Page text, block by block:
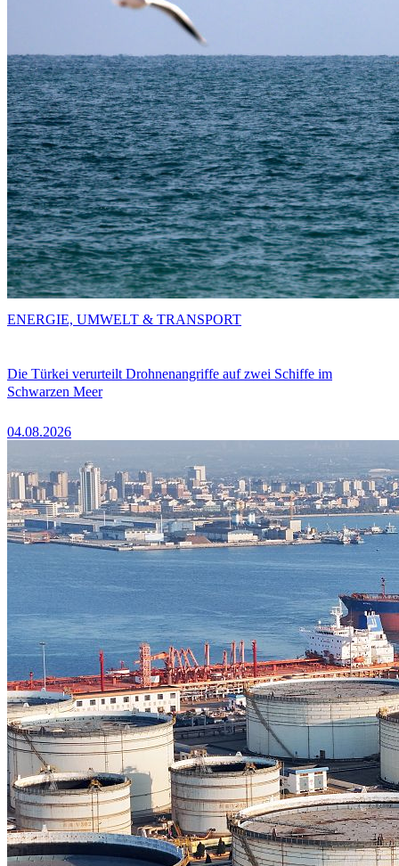
Die Türkei verurteilt Drohnenangriffe auf zwei Schiffe im
Schwarzen Meer
04.08.2026
ENERGIE, UMWELT & TRANSPORT